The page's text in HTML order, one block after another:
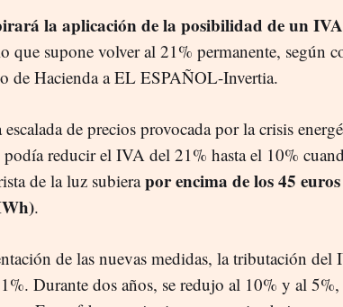
la aplicación de la posibilidad de un
que supone volver al 21% permanente, según
de Hacienda a EL ESPAÑOL-Invertia.
escalada de precios provocada por la crisis
reducir el IVA del 21% hasta el 10%
de la luz subierapor encima de los 45
.
de las nuevas medidas, la tributación del
Durante dos años, se redujo al 10% y al